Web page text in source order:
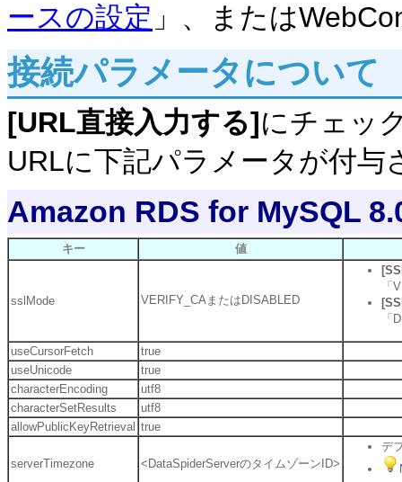
ースの設定 」、または
接続パラメータについて
[URL直接入力する]にチェッ
URLに下記パラメータが付与
Amazon RDS for MySQL
キー 値
sslMode VERIFY_CAまたはDISABLED
「
「
useCursorFetch
true
useUnicode
true
characterEncoding
utf8
characterSetResults
utf8
allowPublicKeyRetrieval true
serverTimezone <DataSpiderServerのタイムゾーンID>
デ